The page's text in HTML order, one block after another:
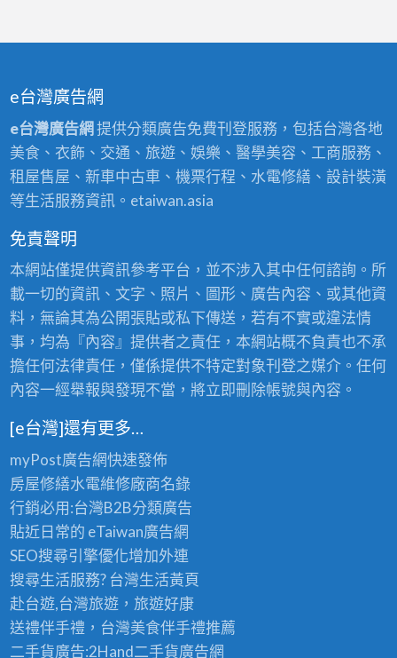
e台灣廣告網
e台灣廣告網提供分類廣告免費刊登服務，包括台灣各地
美食、衣飾、交通、旅遊、娛樂、醫學美容、工商服務、
租屋售屋、新車中古車、機票行程、水電修繕、設計裝潢
等生活服務資訊。etaiwan.asia
免責聲明
本網站僅提供資訊參考平台，並不涉入其中任何諮詢。所
載一切的資訊、文字、照片、圖形、廣告內容、或其他資
料，無論其為公開張貼或私下傳送，若有不實或違法情
事，均為『內容』提供者之責任，本網站概不負責也不承
擔任何法律責任，僅係提供不特定對象刊登之媒介。任何
內容一經舉報與發現不當，將立即刪除帳號與內容。
[e台灣]還有更多…
myPost廣告網快速發佈
房屋修繕水電維修廠商名錄
行銷必用:台灣B2B分類廣告
貼近日常的 eTaiwan廣告網
SEO搜尋引擎優化增加外連
搜尋生活服務? 台灣生活黃頁
赴台遊,台灣旅遊，旅遊好康
送禮伴手禮，台灣美食伴手禮推薦
二手貨廣告:2Hand二手貨廣告網